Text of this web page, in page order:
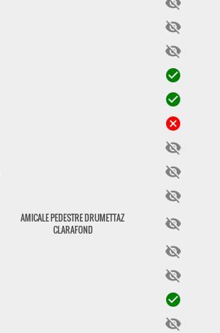
visibility_off
visibility_off
check_circle
check_circle
cancel
visibility_off
visibility_off
visibility_off
AMICALE PEDESTRE DRUMETTAZ
CLARAFOND
visibility_off
visibility_off
visibility_off
check_circle
visibility_off